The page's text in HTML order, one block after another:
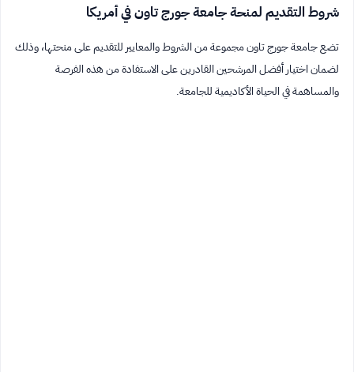
شروط التقديم لمنحة جامعة جورج تاون في أمريكا
تضع جامعة جورج تاون مجموعة من الشروط والمعايير للتقديم على منحتها، وذلك
لضمان اختيار أفضل المرشحين القادرين على الاستفادة من هذه الفرصة
والمساهمة في الحياة الأكاديمية للجامعة.